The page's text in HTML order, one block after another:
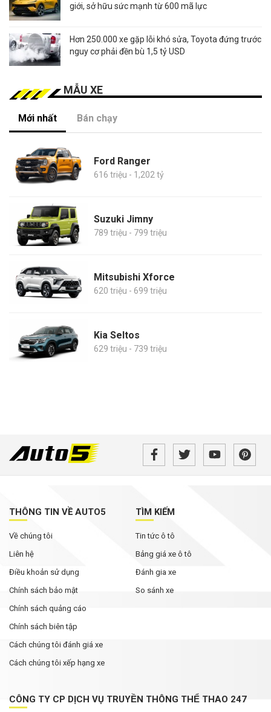
giới, sở hữu sức mạnh từ 600 mã lực
Hơn 250.000 xe gặp lỗi khó sửa, Toyota đứng trước
nguy cơ phải đền bù 1,5 tỷ USD
MẪU XE
Mới nhất Bán chạy
Ford Ranger
616 triệu - 1,202 tỷ
Suzuki Jimny
789 triệu - 799 triệu
Mitsubishi Xforce
620 triệu - 699 triệu
Kia Seltos
629 triệu - 739 triệu
THÔNG TIN VỀ AUTO5
Về chúng tôi
Liên hệ
Điều khoản sử dụng
Chính sách bảo mật
Chính sách quảng cáo
Chính sách biên tập
Cách chúng tôi đánh giá xe
Cách chúng tôi xếp hạng xe
TÌM KIẾM
Tin tức ô tô
Bảng giá xe ô tô
Đánh gia xe
So sánh xe
CÔNG TY CP DỊCH VỤ TRUYỀN THÔNG THỂ THAO 247